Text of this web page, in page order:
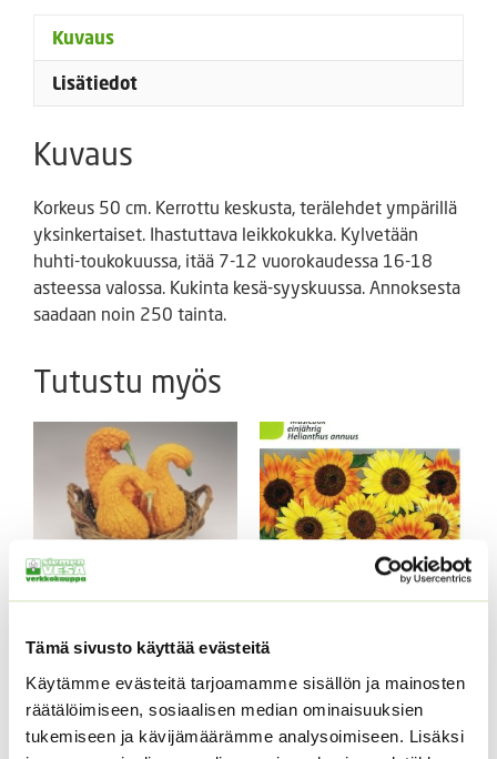
Tämä sivusto käyttää evästeitä
Käytämme evästeitä tarjoamamme sisällön ja mainosten
räätälöimiseen, sosiaalisen median ominaisuuksien
tukemiseen ja kävijämäärämme analysoimiseen. Lisäksi
Kuvaus
Lisätiedot
Kuvaus
Korkeus 50 cm. Kerrottu keskusta, terälehdet ympärillä
yksinkertaiset. Ihastuttava leikkokukka. Kylvetään
huhti-toukokuussa, itää 7-12 vuorokaudessa 16-18
asteessa valossa. Kukinta kesä-syyskuussa. Annoksesta
saadaan noin 250 tainta.
Tutustu myös
Koristekurpitsa Con
Kääpiöauringonkukka
Music Box 40 s.
3,50€ Sisältää arvonlisäveron